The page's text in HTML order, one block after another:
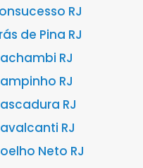
RJ
de Pina RJ
RJ
RJ
RJ
RJ
Neto RJ